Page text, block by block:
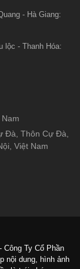
- Hà Giang:
lộc - Thanh Hóa:
Đà, Thôn Cự Đà,
Việt Nam
Công Ty Cổ Phần
nội dung, hình ảnh